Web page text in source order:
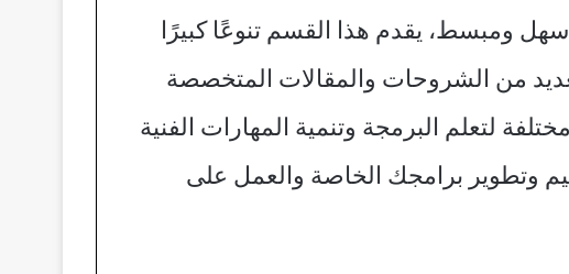
ومبسط، يقدم هذا القسم تنوعًا كبيرًا
من الشروحات والمقالات المتخصصة
لتعلم البرمجة وتنمية المهارات الفنية
وتطوير برامجك الخاصة والعمل على